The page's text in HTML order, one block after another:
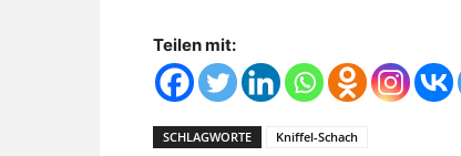
Teilen mit:
SCHLAGWORTE Kniffel-Schach